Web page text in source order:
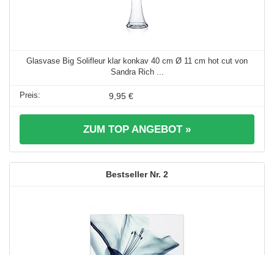
Glasvase Big Solifleur klar konkav 40 cm Ø 11 cm hot cut von
Sandra Rich ...
9,95 €
ZUM TOP ANGEBOT »
2